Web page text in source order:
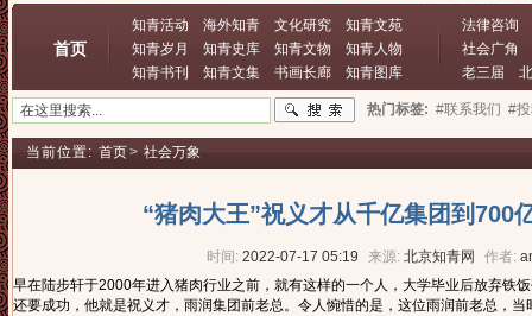
首页
知青活动 海外知青 文化研究
知青文苑
知青岁月
知青史库 知青文物
知青人物
知青书刊
知青文集 书画长廊 知青图库
法律咨询
社会广角
老三届
热门标签: #联系我们 #
当前位置: 首页> 社会万象
“猪肉大王”祝义才从千亿集团到700
时间: 2022-07-17 05:19 来源: 北京知青网 作者:
早在陆步轩于2000年进入猪肉行业之前，就有这样的一个人，大学毕业后放弃铁
还要成功，他就是祝义才，雨润集团前老总。令人惋惜的是，这位雨润前老总，